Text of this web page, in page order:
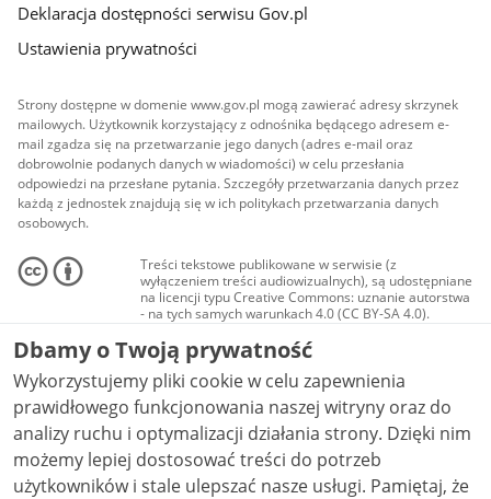
Deklaracja dostępności serwisu Gov.pl
Ustawienia prywatności
Strony dostępne w domenie www.gov.pl mogą zawierać adresy skrzynek
mailowych. Użytkownik korzystający z odnośnika będącego adresem e-
mail zgadza się na przetwarzanie jego danych (adres e-mail oraz
dobrowolnie podanych danych w wiadomości) w celu przesłania
odpowiedzi na przesłane pytania. Szczegóły przetwarzania danych przez
każdą z jednostek znajdują się w ich politykach przetwarzania danych
osobowych.
Treści tekstowe publikowane w serwisie (z
wyłączeniem treści audiowizualnych), są udostępniane
na licencji typu Creative Commons: uznanie autorstwa
- na tych samych warunkach 4.0 (CC BY-SA 4.0).
Materiały audiowizualne, w tym zdjęcia, materiały
audio i wideo, są udostępniane na licencji typu
Creative Commons: uznanie autorstwa użycie
niekomercyjne - bez utworów zależnych 4.0 (CC BY-
NC-ND 4.0), o ile nie jest to stwierdzone inaczej.
Dbamy o Twoją prywatność
Wykorzystujemy pliki cookie w celu zapewnienia
prawidłowego funkcjonowania naszej witryny oraz do
analizy ruchu i optymalizacji działania strony. Dzięki nim
możemy lepiej dostosować treści do potrzeb
użytkowników i stale ulepszać nasze usługi. Pamiętaj, że